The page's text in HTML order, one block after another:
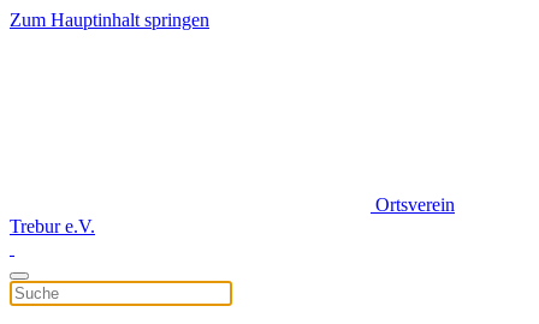
Zum Hauptinhalt springen
Ortsverein
Trebur e.V.